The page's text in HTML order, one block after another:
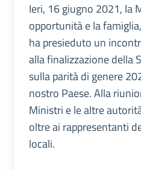
Ieri, 16 giugno 2021, la
opportunità e la
ha presieduto un
alla finalizzazione della
sulla parità di genere
nostro Paese. Alla
Ministri e le altre
oltre ai rappresentanti
locali.